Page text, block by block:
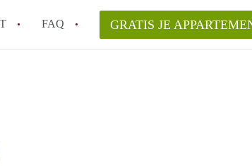
FAQ
reageren op een Appartement in Zwolle?
van AppartementZwolle?
GRATIS JE